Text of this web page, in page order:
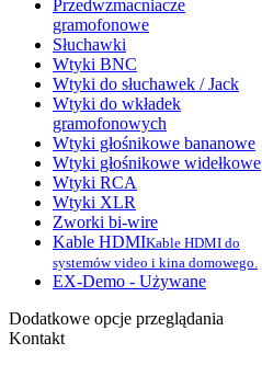
Przedwzmacniacze
gramofonowe
Słuchawki
Wtyki BNC
Wtyki do słuchawek / Jack
Wtyki do wkładek
gramofonowych
Wtyki głośnikowe bananowe
Wtyki głośnikowe widełkowe
Wtyki RCA
Wtyki XLR
Zworki bi-wire
Kable HDMIKable HDMI do
systemów video i kina domowego.
EX-Demo - Używane
Dodatkowe opcje przeglądania
Kontakt